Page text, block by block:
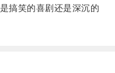
笑的喜剧还是深沉的